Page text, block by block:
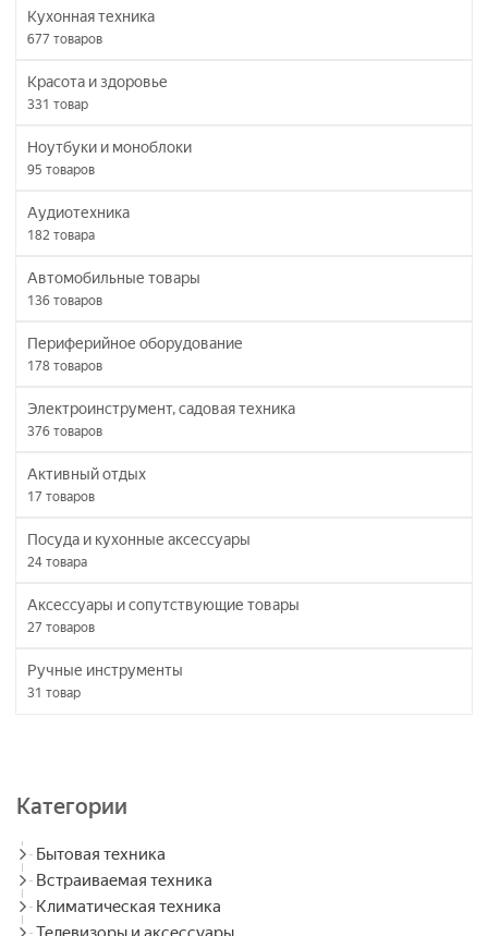
Кухонная техника
677 товаров
Красота и здоровье
331 товар
Ноутбуки и моноблоки
95 товаров
Аудиотехника
182 товара
Автомобильные товары
136 товаров
Периферийное оборудование
178 товаров
Электроинструмент, садовая техника
376 товаров
Активный отдых
17 товаров
Посуда и кухонные аксессуары
24 товара
Аксессуары и сопутствующие товары
27 товаров
Ручные инструменты
31 товар
Категории
Бытовая техника
Встраиваемая техника
Климатическая техника